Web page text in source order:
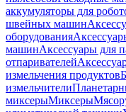
аккумуляторы для
швейных машин
оборудования
машинАксессуары для
отпаривателей
измельчения продуктов
измельчители
миксерыМиксеры